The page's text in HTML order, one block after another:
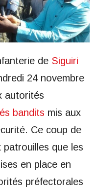
de Siguiri
24 novembre
autorités
bandits mis aux
Ce coup de
que les
en place en
préfectorales